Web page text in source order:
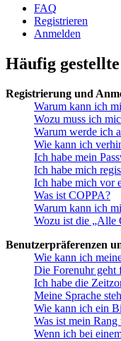
FAQ
Registrieren
Anmelden
Häufig
Registrierung und
Warum kann ich
Wozu muss ich
Warum werde ich
Wie kann ich
Ich habe mein
Ich habe mich
Ich habe mich vor
Was ist COPPA?
Warum kann ich
Wozu ist die „Alle
Benutzerpräferenzen
Wie kann ich
Die Forenuhr geht
Ich habe die
Meine Sprache
Wie kann ich ein
Was ist mein
Wenn ich bei